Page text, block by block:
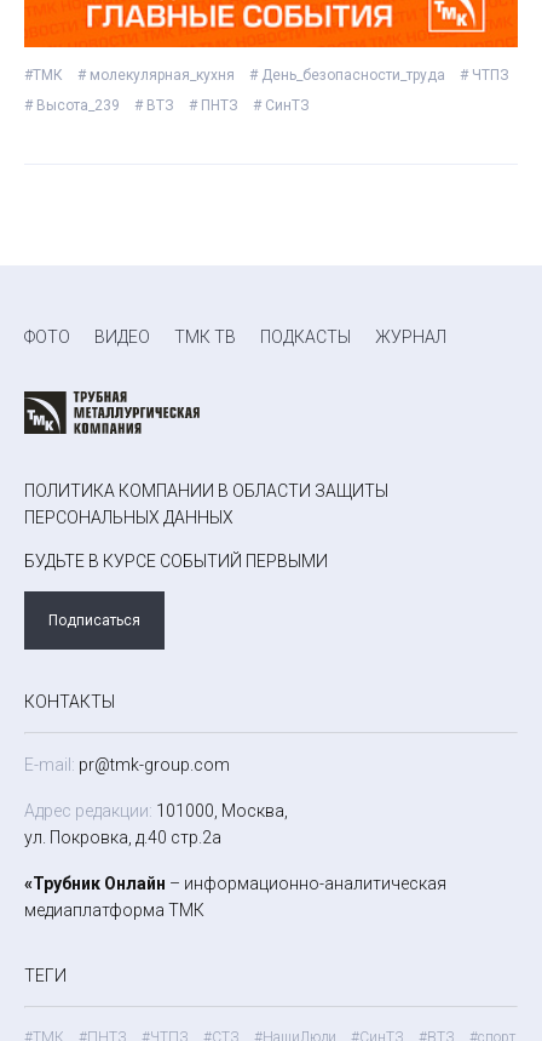
#ТМК # молекулярная_кухня # День_безопасности_труда
# ЧТПЗ
# Высота_239
# ВТЗ # ПНТЗ # СинТЗ
ФОТО ВИДЕО ТМК ТВ ПОДКАСТЫ ЖУРНАЛ
ПОЛИТИКА КОМПАНИИ В ОБЛАСТИ ЗАЩИТЫ
ПЕРСОНАЛЬНЫХ ДАННЫХ
БУДЬТЕ В КУРСЕ СОБЫТИЙ ПЕРВЫМИ
Подписаться
КОНТАКТЫ
E-mail: pr@tmk-group.com
Адрес редакции: 101000, Москва,
ул. Покровка, д.40 стр.2а
«Трубник Онлайн – информационно-аналитическая
медиаплатформа ТМК
ТЕГИ